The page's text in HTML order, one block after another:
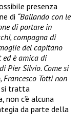
presenza
di “Ballando con le
di portare in
compagna di
del capitano
ed è amica di
Pier Silvio. Come si
Francesco Totti non
si tratta
c’è alcuna
da parte della